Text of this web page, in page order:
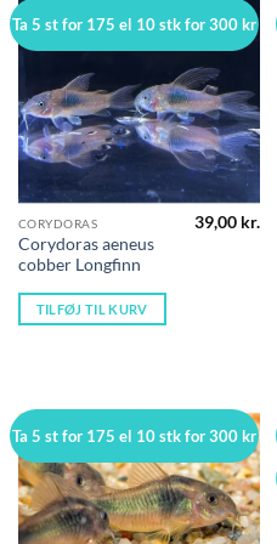
Ta 5 st for 175 el 10 stk for 300 kr
CORYDORAS
Corydoras aeneus
cobber Longfinn
39,00 kr.
TILFØJ TIL KURV
Ta 5 st for 175 el 10 stk for 300 kr